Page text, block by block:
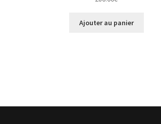
Ajouter au panier